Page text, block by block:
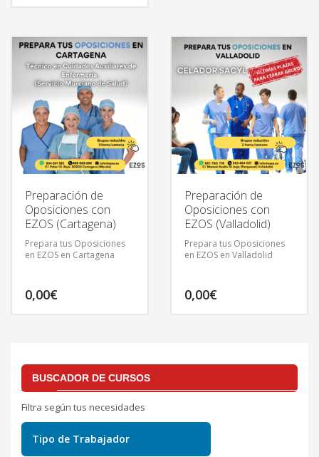
Preparación de
Oposiciones con
EZOS (Cartagena)
Prepara tus Oposiciones
en EZOS en Cartagena
0,00€
Preparación de
Oposiciones con
EZOS (Valladolid)
Prepara tus Oposiciones
en EZOS en Valladolid
0,00€
BUSCADOR DE CURSOS
Filtra según tus necesidades
Tipo de Trabajador